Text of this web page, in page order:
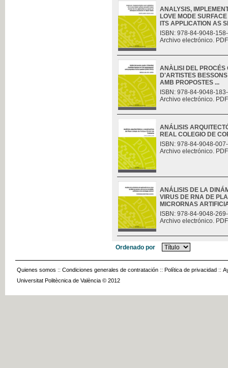
ANALYSIS,
LOVE MODE
ITS APPLICATION AS
ISBN: 978-84-9048-
Archivo electrónico.
ANÀLISI DEL PROCÉS
D'ARTISTES
AMB PROPOSTES ...
ISBN: 978-84-9048-
Archivo electrónico.
ANÁLISIS
REAL COLEGIO DE
ISBN: 978-84-9048-
Archivo electrónico.
ANÁLISIS DE LA
VIRUS DE RNA DE
MICRORNAS
ISBN: 978-84-9048-
Archivo electrónico.
Ordenado por
Quienes somos :: Condiciones generales de contratación :: Política de privacidad ::
Universitat Politècnica de València © 2012